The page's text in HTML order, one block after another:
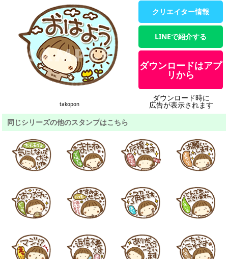
takopon
クリエイター情報
LINEで紹介する
ダウンロードはアプ
リから
ダウンロード時に
広告が表示されます
同じシリーズの他のスタンプはこちら